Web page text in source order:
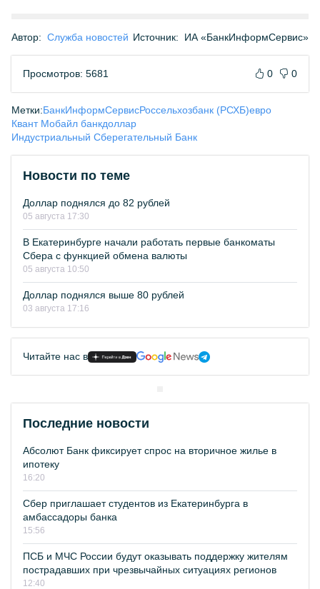
Автор: Служба новостей Источник: ИА «БанкИнформСервис»
Просмотров: 5681 0 0
Метки:БанкИнформСервисРоссельхозбанк (РСХБ)евро
Квант Мобайл банкдоллар
Индустриальный Сберегательный Банк
Новости по теме
Доллар поднялся до 82 рублей
05 августа 17:30
В Екатеринбурге начали работать первые банкоматы
Сбера с функцией обмена валюты
05 августа 10:50
Доллар поднялся выше 80 рублей
03 августа 17:16
Читайте нас в
Последние новости
Абсолют Банк фиксирует спрос на вторичное жилье в
ипотеку
16:20
Сбер приглашает студентов из Екатеринбурга в
амбассадоры банка
15:56
ПСБ и МЧС России будут оказывать поддержку жителям
пострадавших при чрезвычайных ситуациях регионов
12:40